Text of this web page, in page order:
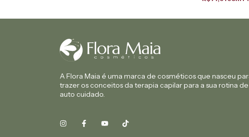
A Flora Maia é uma marca de cosméticos que nasceu
trazer os conceitos da terapia capilar para a sua rotina de
auto cuidado.